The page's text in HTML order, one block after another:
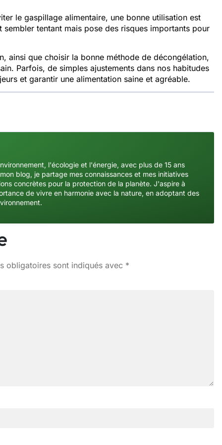
le gaspillage alimentaire, une bonne utilisation est
tentant mais pose des risques importants pour
ainsi que choisir la bonne méthode de décongélation,
Parfois, de simples ajustements dans nos habitudes
et garantir une alimentation saine et agréable.
l'écologie et l'énergie, avec plus de 15 ans
blog, je partage mes connaissances et mes initiatives
concrètes pour la protection de la planète. J'aspire à
de vivre en harmonie avec la nature, en adoptant des
obligatoires sont indiqués avec *